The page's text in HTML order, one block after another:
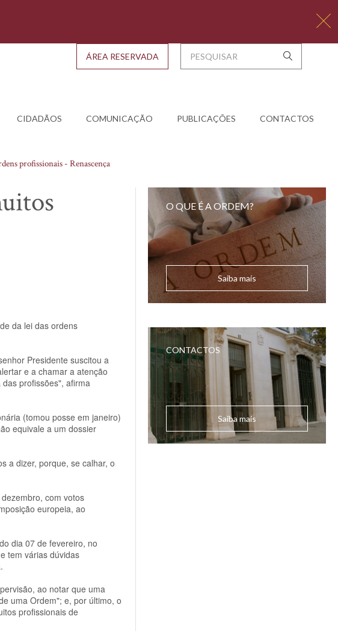
CIDADÃOS COMUNICAÇÃO PUBLICAÇÕES CONTACTOS
ÁREA RESERVADA
profissionais - Renascença
da lei das ordens
Presidente suscitou a
e a chamar a atenção
profissões", afirma
(tomou posse em janeiro)
equivale a um dossier
a dizer, porque, se calhar, o
com votos
europeia, ao
dia 07 de fevereiro, no
tem várias dúvidas
ao notar que uma
uma Ordem"; e, por último, o
profissionais de
O QUE É A ORDEM?
Saiba mais
CONTACTOS
Saiba mais